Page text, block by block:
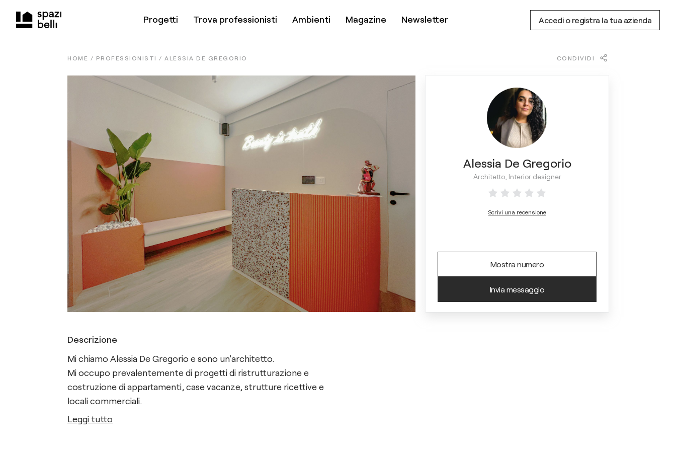
Progetti Trova professionisti Ambienti Magazine Newsletter Accedi o registra la tua azienda
HOME / PROFESSIONISTI / ALESSIA DE GREGORIO CONDIVIDI
Alessia De Gregorio
Architetto, Interior designer
Scrivi una recensione
Mostra numero
Invia messaggio
Descrizione
Mi chiamo Alessia De Gregorio e sono un'architetto.
Mi occupo prevalentemente di progetti di ristrutturazione e
costruzione di appartamenti, case vacanze, strutture ricettive e
locali commerciali.
Leggi tutto